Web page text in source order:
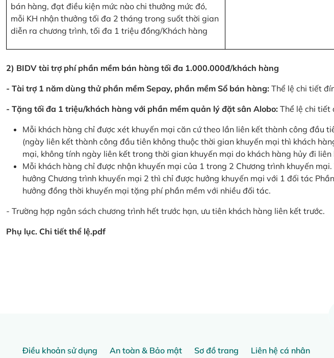
bán hàng, đạt điều kiện mức nào chi thưởng mức đó,
mỗi KH nhận thưởng tối đa 2 tháng trong suốt thời gian
diễn ra chương trình, tối đa 1 triệu đồng/Khách hàng
2) BIDV tài trợ phí phần mềm bán hàng tối đa 1.000.000đ/khách hàng
- Tài trợ 1 năm dùng thử phần mềm Sepay, phần mềm Sổ bán hàng: Thể lệ chi tiết
- Tặng tối đa 1 triệu/khách hàng với phần mềm quản lý đặt sân Alobo: Thể lệ chi tiết
Mỗi khách hàng chỉ được xét khuyến mại căn cứ theo lần liên kết thành công đầu
(ngày liên kết thành công đầu tiên không thuộc thời gian khuyến mại thì khách
mại, không tính ngày liên kết trong thời gian khuyến mại do khách hàng hủy đi liên
Mỗi khách hàng chỉ được nhận khuyến mại của 1 trong 2 Chương trình khuyến
hưởng Chương trình khuyến mại 2 thì chỉ được hưởng khuyến mại với 1 đối tác
hưởng đồng thời khuyến mại tặng phí phần mềm với nhiều đối tác.
- Trường hợp ngân sách chương trình hết trước hạn, ưu tiên khách hàng liên kết trước.
Phụ lục. Chi tiết thể lệ.pdf
Điều khoản sử dụng An toàn & Bảo mật Sơ đồ trang
Liên hệ cá nhân